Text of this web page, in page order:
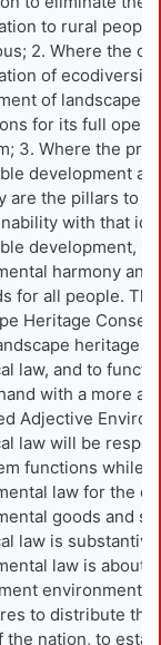
to rural
2. Where the
of
of landscapes
for its full
3. Where the
development
are the pillars to
with that
development, in
harmony
for all people.
Heritage
heritage
law, and to
with a more
Adjective
law will be
functions while
law for the
goods and
law is
law is about
environmental
to distribute the
the nation, to